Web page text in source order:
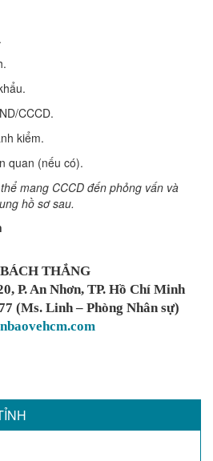
CCCD.
kiểm.
quan (nếu có).
mang CCCD đến phỏng vấn và
hồ sơ sau.
THẮNG
P. An Nhơn, TP. Hồ Chí Minh
(Ms. Linh – Phòng Nhân sự)